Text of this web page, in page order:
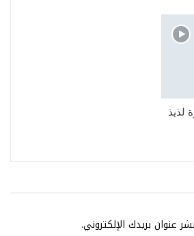
لذيذ
عنوان بريدك الإلكتروني.